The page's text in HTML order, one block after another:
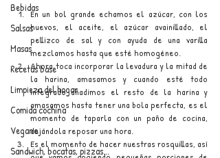
Bebidas
Salsas
Masas
Recetas base
Limpieza del hogar
Comida cochina
Vegano
Sandwich, bocatas, pizzas...
En un bol grande echamos el azúcar, con los
huevos, el aceite, el azúcar avainillado, el
pellizco de sal y con ayuda de una varilla
mezclamos hasta que esté homogéneo.
Ahora toca incorporar la levadura y la mitad de
la harina, amasamos y cuando esté todo
integrado añadimos el resto de la harina y
amasamos hasta tener una bola perfecta, es el
momento de taparla con un paño de cocina,
dejándola reposar una hora.
Es el momento de hacer nuestras rosquillas, así